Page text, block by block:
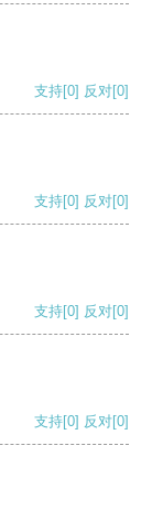
支持[0] 反对[0]
支持[0] 反对[0]
支持[0] 反对[0]
支持[0] 反对[0]